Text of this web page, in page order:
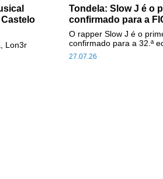
Lon3r
Tondela: Slow J é o
confirmado para a
27.07.26
O rapper Slow J é o
confirmado para a 32.ª